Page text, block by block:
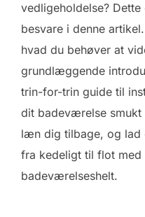
vedligeholdelse?
besvare i denne
hvad du behøver at
grundlæggende
trin-for-trin guide til
dit badeværelse smukt
læn dig tilbage, og lad
fra kedeligt til flot med
badeværelseshelt.